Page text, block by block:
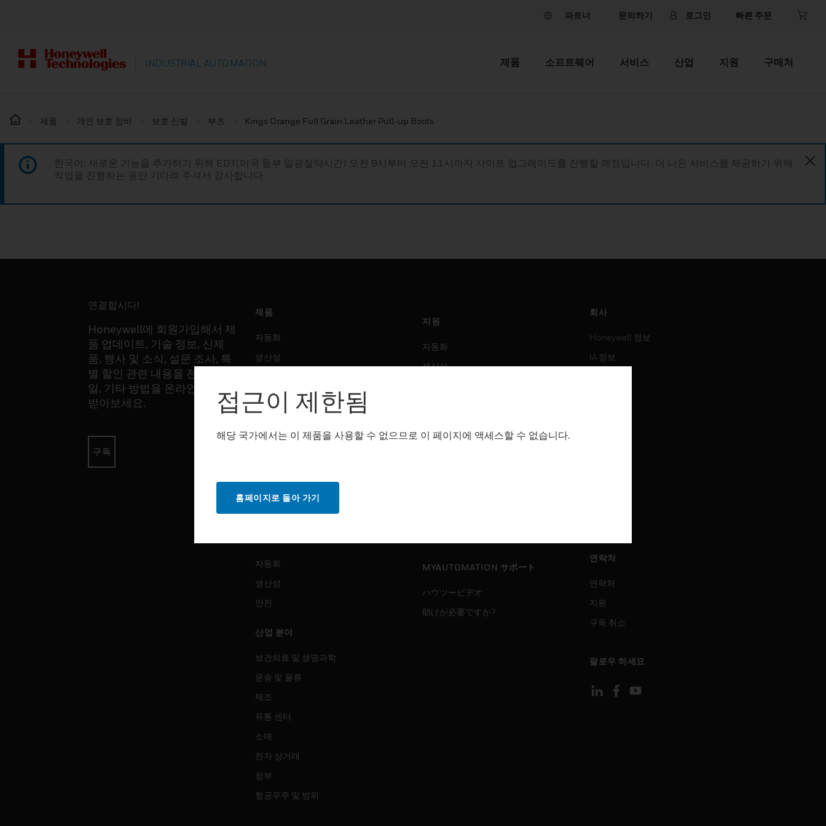
파트너 문의하기 로그인 빠른 주문
INDUSTRIAL AUTOMATION 제품 소프트웨어 서비스 산업 지원 구매처
제품 개인 보호 장비 보호 신발 부츠 Kings Orange Full Grain Leather Pull-up Boots
한국어: 새로운 기능을 추가하기 위해 EDT(미국 동부 일광절약시간) 오전 9시부터 오전 11시까지 사이트 업그레이드를 진행할 예정입니다. 더 나은 서비스를 제공하기 위해
작업을 진행하는 동안 기다려 주셔서 감사합니다.
연결합시다!
Honeywell에 회원가입해서 제
품 업데이트, 기술 정보, 신제
품, 행사 및 소식, 설문 조사, 특
별 할인 관련 내용을 전화, 이메
일, 기타 방법을 온라인을 통해
받아보세요.
구독
제품
자동화
생산성
감지 솔루션
소프트웨어
생산성
안전
자동화
생산성
안전
산업 분야
보건의료 및 생명과학
운송 및 물류
제조
유통 센터
소매
전자 상거래
정부
항공우주 및 방위
지원
자동화
생산성
구매처
MYAUTOMATION サポート
ハウツービデオ
助けが必要ですか?
회사
Honeywell 정보
IA 정보
연락처
연락처
지원
구독 취소
팔로우 하세요
접근이 제한됨
해당 국가에서는 이 제품을 사용할 수 없으므로 이 페이지에 액세스할 수 없습니다.
홈페이지로 돌아 가기